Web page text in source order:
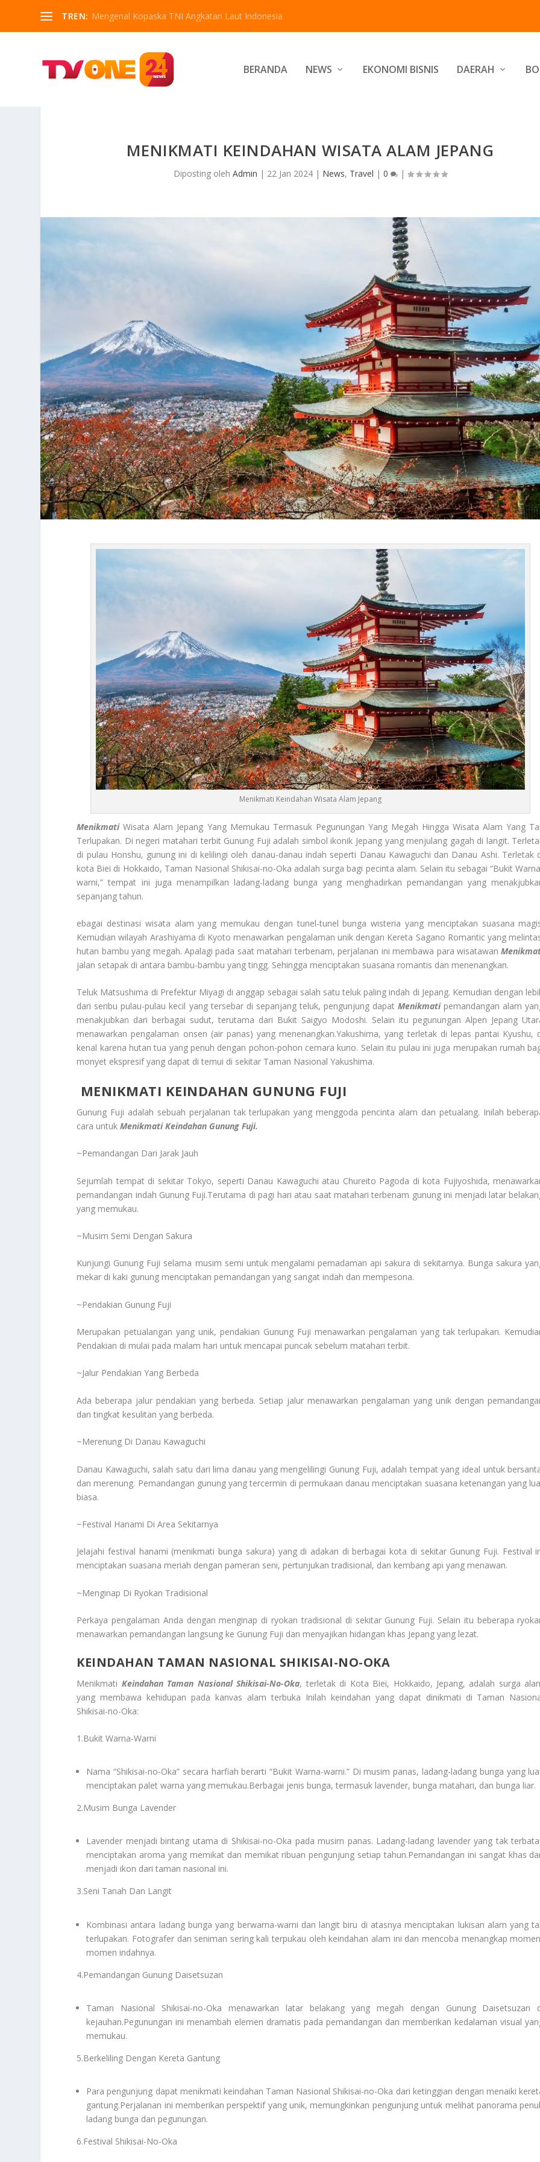
TREN: Mengenal Kopaska TNI Angkatan Laut Indonesia
BERANDA NEWS EKONOMI BISNIS DAERAH
MENIKMATI KEINDAHAN WISATA ALAM JEPANG
Diposting oleh Admin | 22 Jan 2024| News, Travel | 0 |
Menikmati Keindahan Wisata Alam Jepang
MenikmatiWisata Alam Jepang Yang Memukau Termasuk Pegunungan Yang Megah Hingga Wisata Alam Yang
Terlupakan. Di negeri matahari terbit Gunung Fuji adalah simbol ikonik Jepang yang menjulang gagah di langit.
di pulau Honshu, gunung ini di kelilingi oleh danau-danau indah seperti Danau Kawaguchi dan Danau Ashi. Terletak
kota Biei di Hokkaido, Taman Nasional Shikisai-no-Oka adalah surga bagi pecinta alam. Selain itu sebagai “Bukit
warni,” tempat ini juga menampilkan ladang-ladang bunga yang menghadirkan pemandangan yang
sepanjang tahun.
ebagai destinasi wisata alam yang memukau dengan tunel-tunel bunga wisteria yang menciptakan suasana
Kemudian wilayah Arashiyama di Kyoto menawarkan pengalaman unik dengan Kereta Sagano Romantic yang
hutan bambu yang megah. Apalagi pada saat matahari terbenam, perjalanan ini membawa para wisatawan
jalan setapak di antara bambu-bambu yang tingg. Sehingga menciptakan suasana romantis dan menenangkan.
Teluk Matsushima di Prefektur Miyagi di anggap sebagai salah satu teluk paling indah di Jepang. Kemudian dengan
dari seribu pulau-pulau kecil yang tersebar di sepanjang teluk, pengunjung dapatMenikmatipemandangan alam
menakjubkan dari berbagai sudut, terutama dari Bukit Saigyo Modoshi. Selain itu pegunungan Alpen Jepang
menawarkan pengalaman onsen (air panas) yang menenangkan.Yakushima, yang terletak di lepas pantai Kyushu,
kenal karena hutan tua yang penuh dengan pohon-pohon cemara kuno. Selain itu pulau ini juga merupakan rumah
monyet ekspresif yang dapat di temui di sekitar Taman Nasional Yakushima.
MENIKMATI KEINDAHAN GUNUNG FUJI
Gunung Fuji adalah sebuah perjalanan tak terlupakan yang menggoda pencinta alam dan petualang. Inilah
cara untuk Menikmati Keindahan Gunung Fuji.
~Pemandangan Dari Jarak Jauh
Sejumlah tempat di sekitar Tokyo, seperti Danau Kawaguchi atau Chureito Pagoda di kota Fujiyoshida,
pemandangan indah Gunung Fuji.Terutama di pagi hari atau saat matahari terbenam gunung ini menjadi latar
yang memukau.
~Musim Semi Dengan Sakura
Kunjungi Gunung Fuji selama musim semi untuk mengalami pemadaman api sakura di sekitarnya. Bunga sakura
mekar di kaki gunung menciptakan pemandangan yang sangat indah dan mempesona.
~Pendakian Gunung Fuji
Merupakan petualangan yang unik, pendakian Gunung Fuji menawarkan pengalaman yang tak terlupakan.
Pendakian di mulai pada malam hari untuk mencapai puncak sebelum matahari terbit.
~Jalur Pendakian Yang Berbeda
Ada beberapa jalur pendakian yang berbeda. Setiap jalur menawarkan pengalaman yang unik dengan
dan tingkat kesulitan yang berbeda.
~Merenung Di Danau Kawaguchi
Danau Kawaguchi, salah satu dari lima danau yang mengelilingi Gunung Fuji, adalah tempat yang ideal untuk
dan merenung. Pemandangan gunung yang tercermin di permukaan danau menciptakan suasana ketenangan yang
biasa.
~Festival Hanami Di Area Sekitarnya
Jelajahi festival hanami (menikmati bunga sakura) yang di adakan di berbagai kota di sekitar Gunung Fuji. Festival
menciptakan suasana meriah dengan pameran seni, pertunjukan tradisional, dan kembang api yang menawan.
~Menginap Di Ryokan Tradisional
Perkaya pengalaman Anda dengan menginap di ryokan tradisional di sekitar Gunung Fuji. Selain itu beberapa
menawarkan pemandangan langsung ke Gunung Fuji dan menyajikan hidangan khas Jepang yang lezat.
KEINDAHAN TAMAN NASIONAL SHIKISAI-NO-OKA
Menikmati Keindahan Taman Nasional Shikisai-No-Oka, terletak di Kota Biei, Hokkaido, Jepang, adalah surga
yang membawa kehidupan pada kanvas alam terbuka Inilah keindahan yang dapat dinikmati di Taman
Shikisai-no-Oka:
1.Bukit Warna-Warni
Nama “Shikisai-no-Oka” secara harfiah berarti “Bukit Warna-warni.” Di musim panas, ladang-ladang bunga yang
menciptakan palet warna yang memukau.Berbagai jenis bunga, termasuk lavender, bunga matahari, dan bunga liar.
2.Musim Bunga Lavender
Lavender menjadi bintang utama di Shikisai-no-Oka pada musim panas. Ladang-ladang lavender yang tak
menciptakan aroma yang memikat dan memikat ribuan pengunjung setiap tahun.Pemandangan ini sangat khas
menjadi ikon dari taman nasional ini.
3.Seni Tanah Dan Langit
Kombinasi antara ladang bunga yang berwarna-warni dan langit biru di atasnya menciptakan lukisan alam yang
terlupakan. Fotografer dan seniman sering kali terpukau oleh keindahan alam ini dan mencoba menangkap
momen indahnya.
4.Pemandangan Gunung Daisetsuzan
Taman Nasional Shikisai-no-Oka menawarkan latar belakang yang megah dengan Gunung Daisetsuzan
kejauhan.Pegunungan ini menambah elemen dramatis pada pemandangan dan memberikan kedalaman visual
memukau.
5.Berkeliling Dengan Kereta Gantung
Para pengunjung dapat menikmati keindahan Taman Nasional Shikisai-no-Oka dari ketinggian dengan menaiki
gantung.Perjalanan ini memberikan perspektif yang unik, memungkinkan pengunjung untuk melihat panorama
ladang bunga dan pegunungan.
6.Festival Shikisai-No-Oka